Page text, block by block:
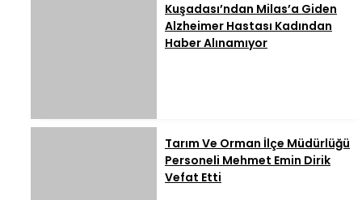
Kuşadası’ndan Milas’a Giden
Alzheimer Hastası Kadından
Haber Alınamıyor
Tarım Ve Orman İlçe Müdürlüğü
Personeli Mehmet Emin Dirik
Vefat Etti